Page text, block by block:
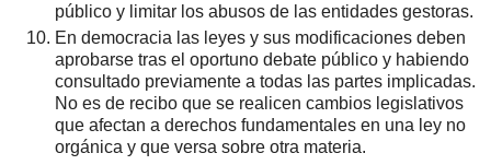
público y limitar los abusos de las entidades gestoras.
En democracia las leyes y sus modificaciones deben
aprobarse tras el oportuno debate público y habiendo
consultado previamente a todas las partes implicadas.
No es de recibo que se realicen cambios legislativos
que afectan a derechos fundamentales en una ley no
orgánica y que versa sobre otra materia.